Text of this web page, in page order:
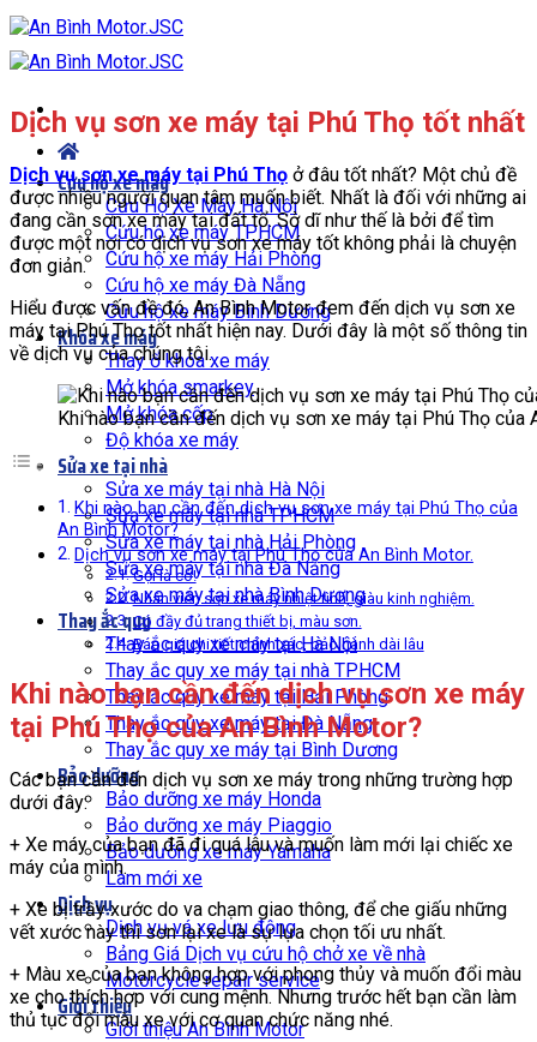
Bỏ
qua
nội
Cứu hộ xe máy
Cứu Hộ Xe Máy Hà Nội
Cứu hộ xe máy TPHCM
Cứu hộ xe máy Hải Phòng
Cứu hộ xe máy Đà Nẵng
Cứu hộ xe máy Bình Dương
Khóa xe máy
Thay ổ khóa xe máy
Mở khóa smarkey
Mở khóa cốp
Độ khóa xe máy
Sửa xe tại nhà
Sửa xe máy tại nhà Hà Nội
Sửa xe máy tại nhà TPHCM
Sửa xe máy tại nhà Hải Phòng
Sửa xe máy tại nhà Đà Nẵng
Sửa xe máy tại nhà Bình Dương
Thay ắc quy
Thay ắc quy xe máy tại Hà Nội
Thay ắc quy xe máy tại nhà TPHCM
Thay ắc quy xe máy tại Hải Phòng
Thay ắc quy xe máy tại Đà Nẵng
Thay ắc quy xe máy tại Bình Dương
Bảo dưỡng
Bảo dưỡng xe máy Honda
Bảo dưỡng xe máy Piaggio
Bảo dưỡng xe máy Yamaha
Làm mới xe
Dịch vụ
Dịch vụ vá xe lưu động
Bảng Giá Dịch vụ cứu hộ chở xe về nhà
Motorcycle repair service
Giới thiệu
Giới thiệu An Bình Motor
Dịch vụ sơn xe máy tại Phú Thọ tốt nhất
Dịch vụ sơn xe máy tại Phú Thọ ở đâu tốt nhất? Một chủ đề
được nhiều người quan tâm muốn biết. Nhất là đối với những ai
đang cần sơn xe máy tại đất tổ. Sở dĩ như thế là bởi để tìm
được một nơi có dịch vụ sơn xe máy tốt không phải là chuyện
đơn giản.
Hiểu được vấn đề đó, An Bình Motor đem đến dịch vụ sơn xe
máy tại Phú Thọ tốt nhất hiện nay. Dưới đây là một số thông tin
về dịch vụ của chúng tôi.
Khi nào bạn cần đến dịch vụ sơn xe máy tại Phú Thọ của
Khi nào bạn cần đến dịch vụ sơn xe máy tại Phú Thọ của
An Bình Motor?
Dịch vụ sơn xe máy tại Phú Thọ của An Bình Motor.
Gọi là có!
Nhân viên sơn xe máy nhiệt tình, giàu kinh nghiệm.
Có đầy đủ trang thiết bị, màu sơn.
Báo giá chi tiết chính xác, bảo hành dài lâu
Khi nào bạn cần đến dịch vụ sơn xe máy
tại Phú Thọ của An Bình Motor?
Các bạn cần đến dịch vụ sơn xe máy trong những trường hợp
dưới đây:
+ Xe máy của bạn đã đi quá lâu và muốn làm mới lại chiếc xe
máy của mình.
+ Xe bị trầy xước do va chạm giao thông, để che giấu những
vết xước này thì sơn lại xe là sự lựa chọn tối ưu nhất.
+ Màu xe của bạn không hợp với phong thủy và muốn đổi màu
xe cho thích hợp với cung mệnh. Nhưng trước hết bạn cần làm
thủ tục đổi màu xe với cơ quan chức năng nhé.